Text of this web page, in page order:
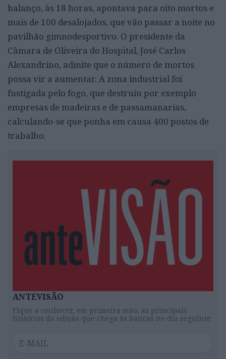
balanço, às 18 horas, apontava para oito mortos e
mais de 100 desalojados, que vão passar a noite no
pavilhão gimnodesportivo. O presidente da
Câmara de Oliveira do Hospital, José Carlos
Alexandrino, admite que o número de mortos
possa vir a aumentar. A zona industrial foi
fustigada pelo fogo, que destruiu por exemplo
empresas de madeiras e de passamanarias,
calculando-se que ponha em causa 400 postos de
trabalho.
ANTEVISÃO
Fique a conhecer, em primeira mão, as principais
histórias da edição que chega às bancas no dia seguinte